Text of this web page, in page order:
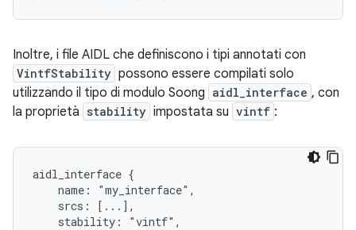
Inoltre, i file AIDL che definiscono i tipi annotati con
VintfStability possono essere compilati solo
utilizzando il tipo di modulo Soong aidl_interface , con
la proprietà stability impostata su vintf :
aidl_interface {
    name: "my_interface",
    srcs: [...],
    stability: "vintf",